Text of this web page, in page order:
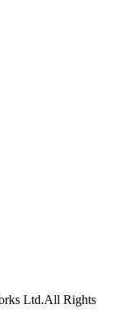
Ltd.All Rights